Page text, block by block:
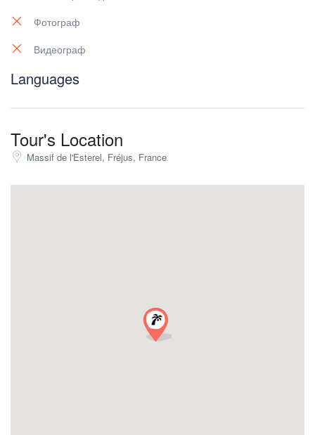
Фотограф
Видеограф
Languages
Tour's Location
Massif de l'Esterel, Fréjus, France